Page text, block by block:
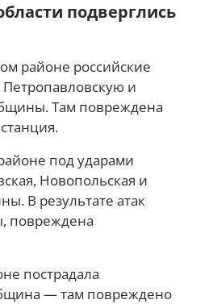
подверглись
районе российские
Петропавловскую и
Там повреждена
под ударами
Новопольская и
В результате атак
повреждена
пострадала
— там повреждено